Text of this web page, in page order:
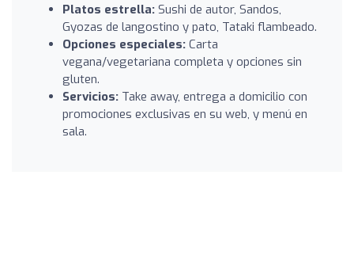
Platos estrella: Sushi de autor, Sandos,
Gyozas de langostino y pato, Tataki flambeado.
Opciones especiales: Carta
vegana/vegetariana completa y opciones sin
gluten.
Servicios: Take away, entrega a domicilio con
promociones exclusivas en su web, y menú en
sala.